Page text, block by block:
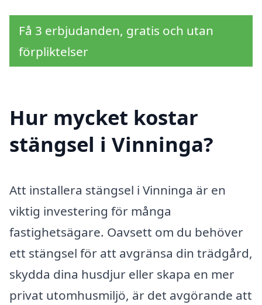
Få 3 erbjudanden, gratis och utan
förpliktelser
Hur mycket kostar
stängsel i Vinninga?
Att installera stängsel i Vinninga är en
viktig investering för många
fastighetsägare. Oavsett om du behöver
ett stängsel för att avgränsa din trädgård,
skydda dina husdjur eller skapa en mer
privat utomhusmiljö, är det avgörande att